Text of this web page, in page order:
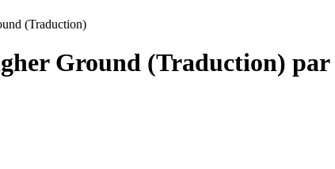
(Traduction)
Ground (Traduction) par